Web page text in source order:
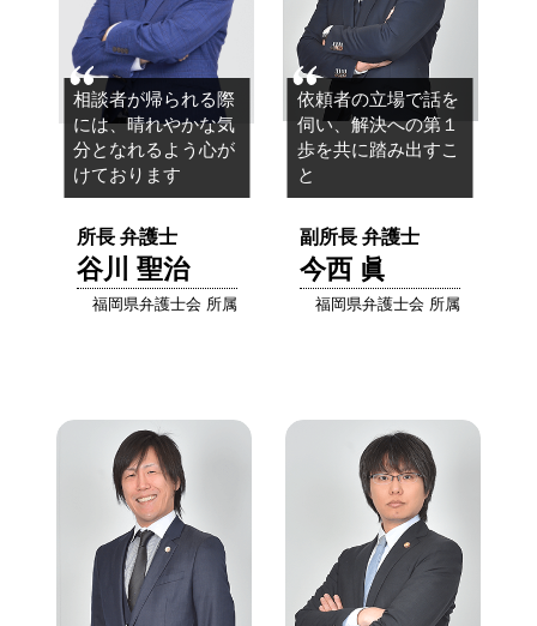
相談者が帰られる際
には、晴れやかな気
分となれるよう心が
けております
所長 弁護士
谷川 聖治
福岡県弁護士会 所属
依頼者の立場で話を
伺い、解決への第１
歩を共に踏み出すこ
と
副所長 弁護士
今西 眞
福岡県弁護士会 所属